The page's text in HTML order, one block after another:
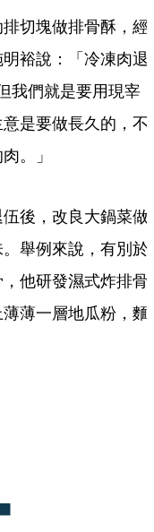
切塊做排骨酥，經
裕說：「冷凍肉退
我們就是要用現宰
是要做長久的，不
。」
後，改良大鍋菜做
舉例來說，有別於
他研發濕式炸排骨
薄一層地瓜粉，麵